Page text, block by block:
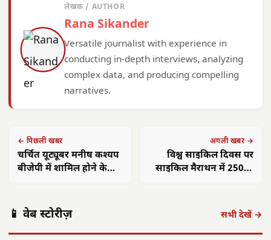
लेखक / AUTHOR
Rana Sikander
Versatile journalist with experience in
conducting in-depth interviews, analyzing
complex data, and producing compelling
narratives.
← पिछली खबर
चर्चित यूट्यूबर मनीष कश्यप
बीजेपी में शामिल होने के
अगली खबर →
विश्व साइकिल दिवस पर
साइकिल मैराथन में 250 से
प्रतिभागिता
📱 वेब स्टोरीज़ सभी देखें →